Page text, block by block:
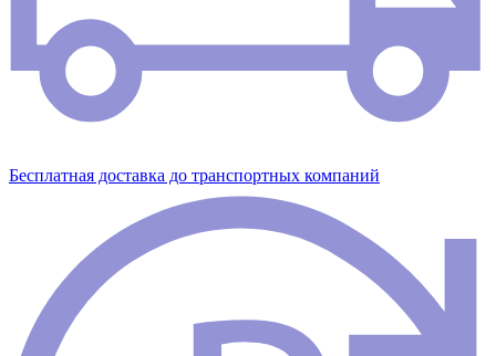
Бесплатная доставка до транспортных компаний